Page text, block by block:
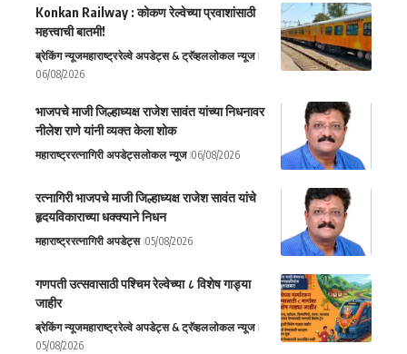
Konkan Railway : कोकण रेल्वेच्या प्रवाशांसाठी
महत्त्वाची बातमी!
ब्रेकिंग न्यूजमहाराष्ट्ररेल्वे अपडेट्स & ट्रॅव्हललोकल न्यूज
06/08/2026
भाजपचे माजी जिल्हाध्यक्ष राजेश सावंत यांच्या निधनावर
नीलेश राणे यांनी व्यक्त केला शोक
महाराष्ट्ररत्नागिरी अपडेट्सलोकल न्यूज 06/08/2026
रत्नागिरी भाजपचे माजी जिल्हाध्यक्ष राजेश सावंत यांचे
हृदयविकाराच्या धक्क्याने निधन
महाराष्ट्ररत्नागिरी अपडेट्स 05/08/2026
गणपती उत्सवासाठी पश्चिम रेल्वेच्या ८ विशेष गाड्या
जाहीर
ब्रेकिंग न्यूजमहाराष्ट्ररेल्वे अपडेट्स & ट्रॅव्हललोकल न्यूज
05/08/2026